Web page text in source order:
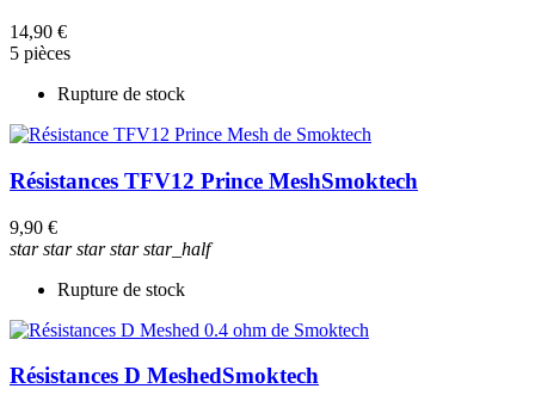
14,90 €
5 pièces
Rupture de stock
Résistances TFV12 Prince MeshSmoktech
9,90 €
starstarstarstarstar_half
Rupture de stock
Résistances D MeshedSmoktech